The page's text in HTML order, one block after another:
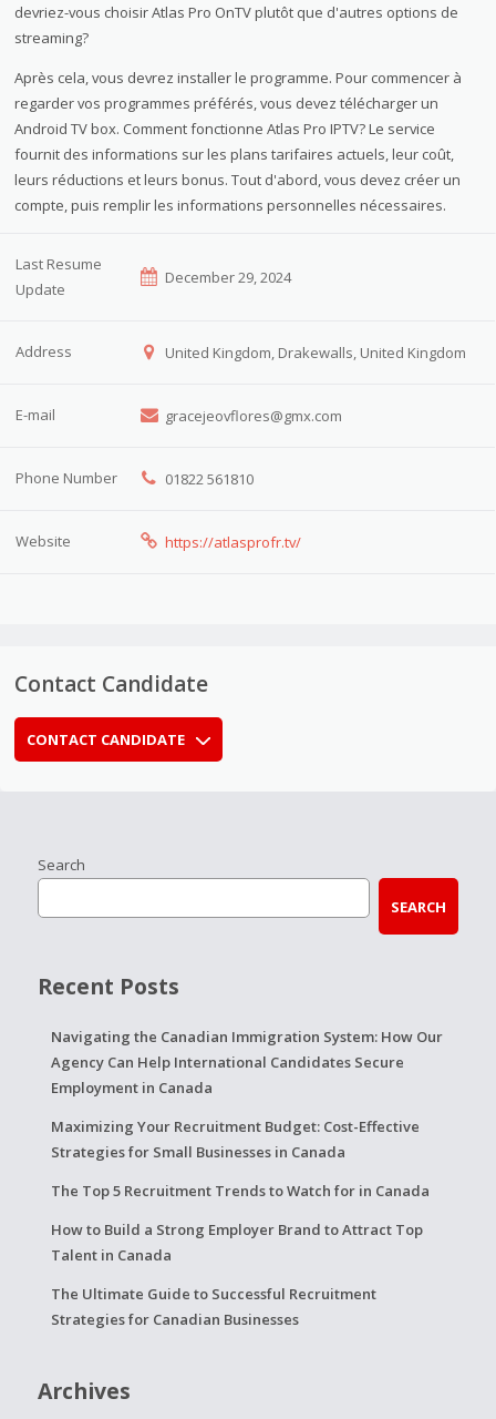
devriez-vous choisir Atlas Pro OnTV plutôt que d'autres options de
streaming?
Après cela, vous devrez installer le programme. Pour commencer à
regarder vos programmes préférés, vous devez télécharger un
Android TV box. Comment fonctionne Atlas Pro IPTV? Le service
fournit des informations sur les plans tarifaires actuels, leur coût,
leurs réductions et leurs bonus. Tout d'abord, vous devez créer un
compte, puis remplir les informations personnelles nécessaires.
Last Resume
Update
December 29, 2024
Address United Kingdom, Drakewalls, United Kingdom
E-mail gracejeovflores@gmx.com
Phone Number 01822 561810
Website https://atlasprofr.tv/
Contact Candidate
CONTACT CANDIDATE
Search
SEARCH
Recent Posts
Navigating the Canadian Immigration System: How Our
Agency Can Help International Candidates Secure
Employment in Canada
Maximizing Your Recruitment Budget: Cost-Effective
Strategies for Small Businesses in Canada
The Top 5 Recruitment Trends to Watch for in Canada
How to Build a Strong Employer Brand to Attract Top
Talent in Canada
The Ultimate Guide to Successful Recruitment
Strategies for Canadian Businesses
Archives